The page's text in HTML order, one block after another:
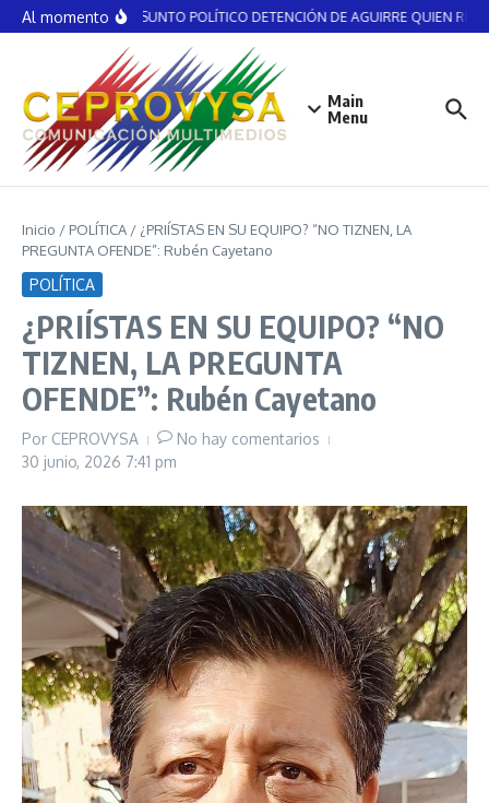
Saltar al contenido
Al momentoNO ES ASUNTO POLÍTICO DETENCIÓN DE AGUIRRE QUIEN
Main
Menu
Inicio / POLÍTICA / ¿PRIÍSTAS EN SU EQUIPO? “NO TIZNEN, LA
PREGUNTA OFENDE”: Rubén Cayetano
POLÍTICA
¿PRIÍSTAS EN SU EQUIPO? “NO
TIZNEN, LA PREGUNTA
OFENDE”: Rubén Cayetano
Por CEPROVYSA
No hay comentarios
30 junio, 2026 7:41 pm